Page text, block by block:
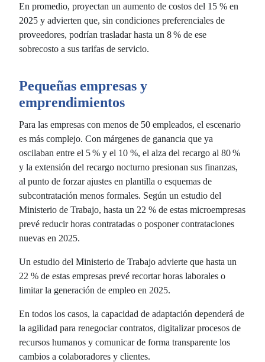
En promedio, proyectan un aumento de costos del 15 % en
2025 y advierten que, sin condiciones preferenciales de
proveedores, podrían trasladar hasta un 8 % de ese
sobrecosto a sus tarifas de servicio.
Pequeñas empresas y
emprendimientos
Para las empresas con menos de 50 empleados, el escenario
es más complejo. Con márgenes de ganancia que ya
oscilaban entre el 5 % y el 10 %, el alza del recargo al 80 %
y la extensión del recargo nocturno presionan sus finanzas,
al punto de forzar ajustes en plantilla o esquemas de
subcontratación menos formales. Según un estudio del
Ministerio de Trabajo, hasta un 22 % de estas microempresas
prevé reducir horas contratadas o posponer contrataciones
nuevas en 2025.
Un estudio del Ministerio de Trabajo advierte que hasta un
22 % de estas empresas prevé recortar horas laborales o
limitar la generación de empleo en 2025.
En todos los casos, la capacidad de adaptación dependerá de
la agilidad para renegociar contratos, digitalizar procesos de
recursos humanos y comunicar de forma transparente los
cambios a colaboradores y clientes.